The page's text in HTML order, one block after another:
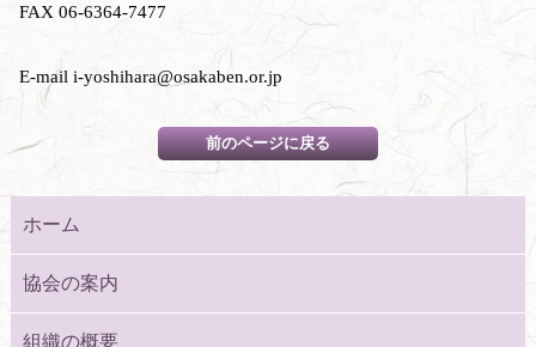
FAX 06-6364-7477
E-mail i-yoshihara@osakaben.or.jp
ホーム
協会の案内
組織の概要